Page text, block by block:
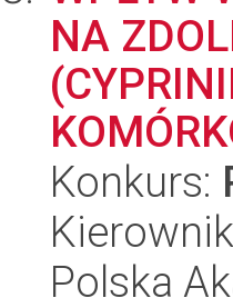
NA
Konkurs:
Polska